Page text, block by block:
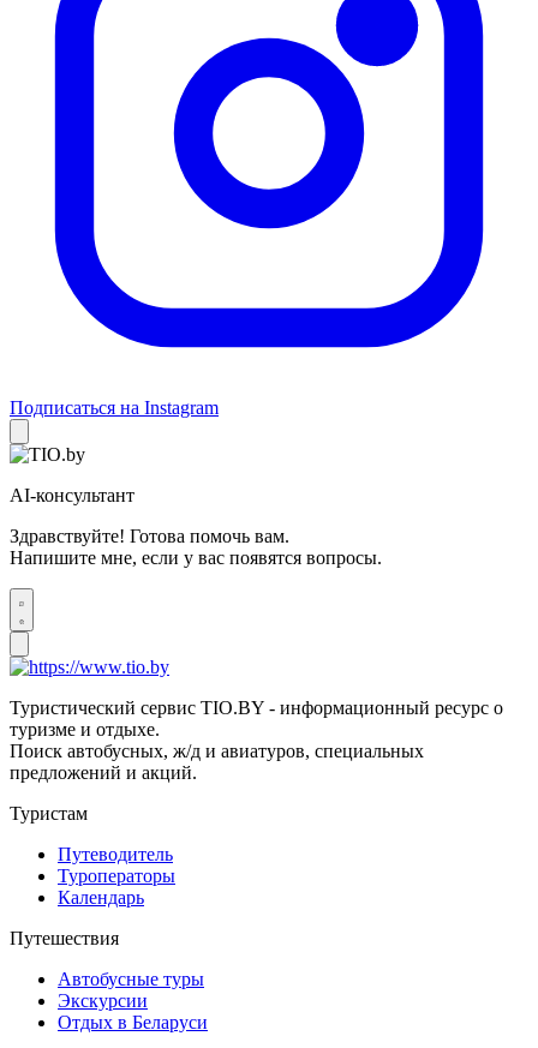
Подписаться на Instagram
AI-консультант
Здравствуйте! Готова помочь вам.
Напишите мне, если у вас появятся вопросы.
Туристический сервис TIO.BY - информационный ресурс о
туризме и отдыхе.
Поиск автобусных, ж/д и авиатуров, специальных
предложений и акций.
Туристам
Путеводитель
Туроператоры
Календарь
Путешествия
Автобусные туры
Экскурсии
Отдых в Беларуси